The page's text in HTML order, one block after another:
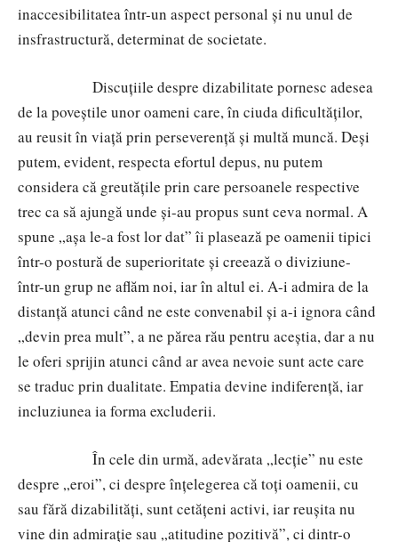
inaccesibilitatea într-un aspect personal și nu unul de
insfrastructură, determinatde societate.
Discuțiile despre dizabilitate pornesc adesea
de la poveștile unor oameni care, în ciuda dificultăților,
au reusit în viață prin perseverență și multă muncă. Deși
putem, evident, respecta efortul depus, nu putem
considera că greutățile prin care persoanele respective
trec ca să ajungă unde și-au propus sunt ceva normal. A
spune „așa le-a fost lor dat” îi plasează pe oamenii tipici
într-o postură de superioritate și creează o diviziune-
într-un grup ne aflăm noi, iar în altul ei. A-i admira de la
distanță atunci când ne este convenabil și a-i ignora când
„devin prea mult”, a ne părea rău pentru aceștia, dar a nu
le oferi sprijin atunci când ar avea nevoie sunt acte care
se traduc prin dualitate. Empatia devine indiferență, iar
incluziunea ia forma excluderii.
În cele din urmă, adevărata „lecție” nu este
despre „eroi”, ci despre înțelegerea că toți oamenii, cu
sau fără dizabilități, sunt cetățeni activi, iar reușita nu
vine din admirație sau „atitudine pozitivă”, ci dintr-o